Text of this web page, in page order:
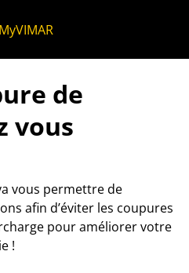
MyVIMAR
de
vous
vous permettre de
afin d’éviter les coupures
pour améliorer votre
!